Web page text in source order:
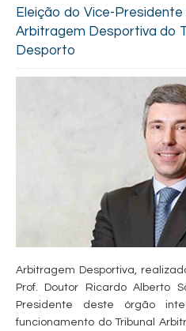
Eleição do Vice-
Arbitragem Desportiva do
Desporto
Arbitragem Desportiva,
Prof. Doutor Ricardo Alberto
Presidente deste órgão
funcionamento do Tribunal